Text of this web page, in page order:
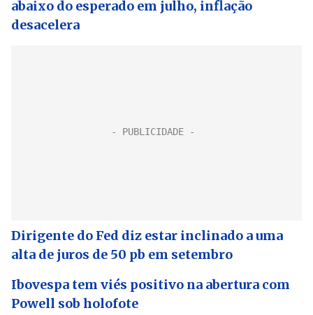
abaixo do esperado em julho, inflação
desacelera
Dirigente do Fed diz estar inclinado a uma
alta de juros de 50 pb em setembro
Ibovespa tem viés positivo na abertura com
Powell sob holofote